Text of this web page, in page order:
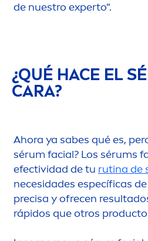
de nuestro experto".
¿QUÉ HACE EL
CARA?
Ahora ya sabes qué es,
sérum facial? Los sérums
efectividad de tu rutina de
necesidades específicas
precisa y ofrecen
rápidos que otros